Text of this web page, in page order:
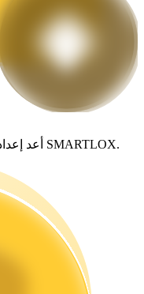
أعد إعداد محفظتك الرقمية واختر شراء أو مبادلة SMARTLOX.